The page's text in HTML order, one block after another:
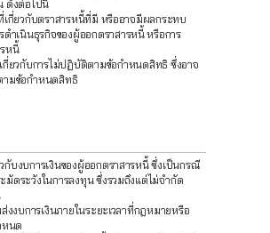
ดังต่อไปนี้
เกี่ยวกับตราสารหนี้ที่มี หรืออาจมีผลกระทบ
ำเนินธุรกิจของผู้ออกตราสารหนี้ หรือการ
หนี้
กี่ยวกับการไม่ปฏิบัติตามข้อกำหนดสิทธิ ซึ่งอาจ
ามข้อกำหนดสิทธิ
กับงบการเงินของผู้ออกตราสารหนี้ ซึ่งเป็นกรณี
มัดระวังในการลงทุน ซึ่งรวมถึงแต่ไม่จำกัด
งงบการเงินภายในระยะเวลาที่กฎหมายหรือ
หนด